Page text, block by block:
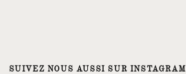
SUIVEZ NOUS AUSSI SUR INSTAGRAM